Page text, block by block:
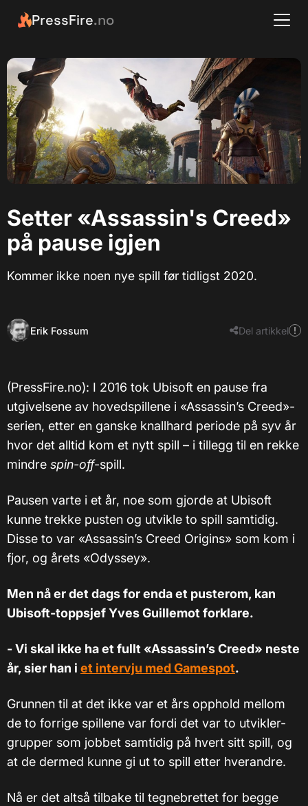
PressFire.no
Setter «Assassin's Creed»
på pause igjen
Kommer ikke noen nye spill før tidligst 2020.
Erik Fossum Del artikkel
(PressFire.no): I 2016 tok Ubisoft en pause fra
utgivelsene av hovedspillene i «Assassin’s Creed»-
serien, etter en ganske knallhard periode på syv år
hvor det alltid kom et nytt spill – i tillegg til en rekke
mindre spin-off-spill.
Pausen varte i et år, noe som gjorde at Ubisoft
kunne trekke pusten og utvikle to spill samtidig.
Disse to var «Assassin’s Creed Origins» som kom i
fjor, og årets «Odyssey».
Men nå er det dags for enda et pusterom, kan
Ubisoft-toppsjef Yves Guillemot forklare.
- Vi skal ikke ha et fullt «Assassin’s Creed» neste
år, sier han i et intervju med Gamespot.
Grunnen til at det ikke var et års opphold mellom
de to forrige spillene var fordi det var to utvikler-
grupper som jobbet samtidig på hvert sitt spill, og
at de dermed kunne gi ut to spill etter hverandre.
Nå er det altså tilbake til tegnebrettet for begge